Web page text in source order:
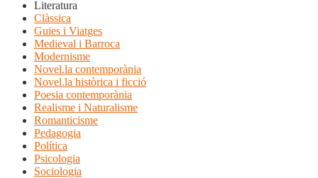
Literatura
Clàssica
Guies i Viatges
Medieval i Barroca
Modernisme
Novel.la contemporània
Novel.la històrica i ficció
Poesia contemporània
Realisme i Naturalisme
Romanticisme
Pedagogia
Política
Psicologia
Sociologia